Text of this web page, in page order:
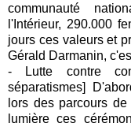
communauté
l'Intérieur, 290.000
jours ces valeurs et
Gérald Darmanin,
- Lutte contre
séparatismes]
lors des parcours
lumière ces